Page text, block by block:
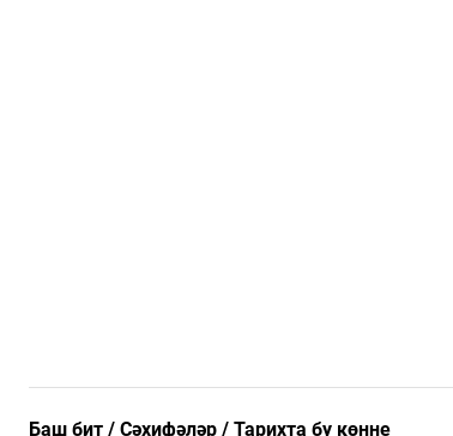
Баш бит Сәхифәләр Тарихта бу көнне